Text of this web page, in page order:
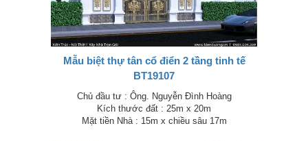
Mẫu biệt thự tân cổ điển 2 tầng tinh tế
BT19107
Chủ đầu tư : Ông. Nguyễn Đình Hoàng
Kích thước đất : 25m x 20m
Mặt tiền Nhà : 15m x chiều sâu 17m